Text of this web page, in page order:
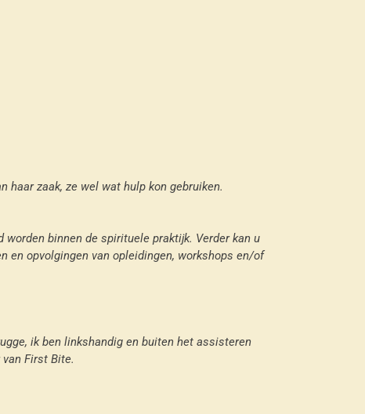
zaak, ze wel wat hulp kon gebruiken.
binnen de spirituele praktijk. Verder kan u
en opvolgingen van opleidingen, workshops en/of
ik ben linkshandig en buiten het assisteren
First Bite.